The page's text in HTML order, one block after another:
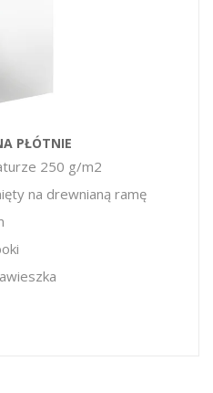
PŁÓTNIE
250 g/m2
na drewnianą ramę